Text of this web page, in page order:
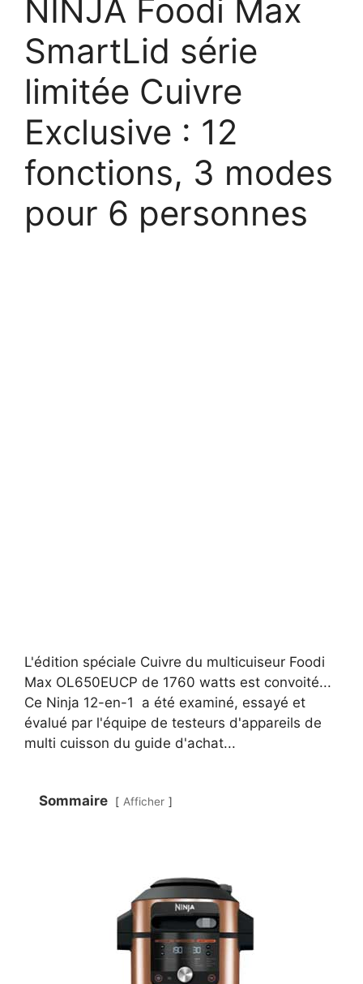
NINJA Foodi Max
SmartLid série
limitée Cuivre
Exclusive : 12
fonctions, 3 modes
pour 6 personnes
L'édition spéciale Cuivre du multicuiseur Foodi
Max OL650EUCP de 1760 watts est convoité...
Ce Ninja 12-en-1 a été examiné, essayé et
évalué par l'équipe de testeurs d'appareils de
multi cuisson du guide d'achat...
Sommaire Afficher